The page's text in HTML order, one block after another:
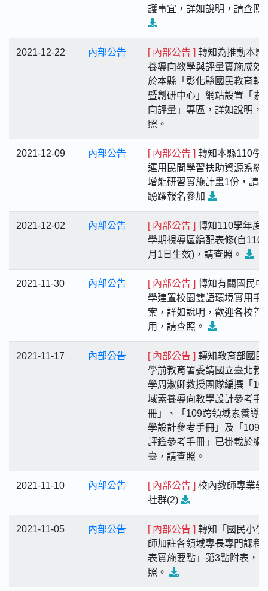
護事宜，詳如說明，請查照
2021-12-22 內部公告 [ 內部公告 ] 轉知為推動本縣
養導向教學與評量實施成效
於本縣「彰化縣國民教育輔
暨創研中心」網站設置「素
向評量」專區，詳如說明，
照。
2021-12-09 內部公告 [ 內部公告 ] 轉知本縣110學
運用民間學習扶助資源系統
增能研習實施計畫1份，請
踴躍報名參加
2021-12-02 內部公告 [ 內部公告 ] 轉知110學年度
學期視導區編配表修(自110
月1日生效)，請查照。
2021-11-30 內部公告 [ 內部公告 ] 轉知有關國民中
學建置校園雙語環境實用手
案，詳如說明，歡迎各校善
用，請查照。
2021-11-17 內部公告 [ 內部公告 ] 轉知教育部國民
學前教育署委請國立臺北教
學周淑卿教授團隊編撰「
域素養導向教學設計參考手
冊」、「109跨領域素養導
學設計參考手冊」及「109
評鑑參考手冊」已掛載於網
臺，請查照。
2021-11-10 內部公告 [ 內部公告 ] 校內教師專業學
社群(2)
2021-11-05 內部公告 [ 內部公告 ] 轉知「國民小學
師加註各領域專長專門課程
表實施要點」第3點附表，
照。